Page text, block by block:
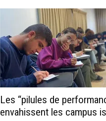
Les “pilules de
envahissent les campus